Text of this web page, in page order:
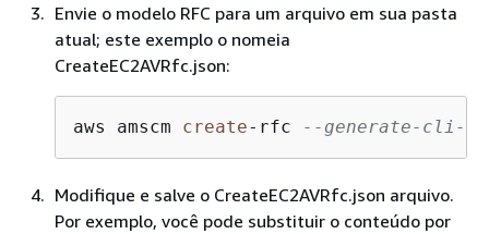
Envie o modelo RFC para um arquivo em sua pasta
atual; este exemplo o nomeia
CreateEC2AVRfc.json:
aws amscm create- rfc --generate-cli-
Modifique e salve o CreateEC2AVRfc.json arquivo.
Por exemplo, você pode substituir o conteúdo por